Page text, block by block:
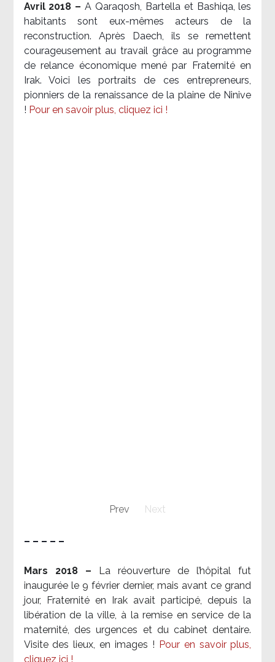
Avril 2018 –A Qaraqosh, Bartella et Bashiqa, les
habitants sont eux-mêmes acteurs de la
reconstruction. Après Daech, ils se remettent
courageusement au travail grâce au programme
de relance économique mené par Fraternité en
Irak. Voici les portraits de ces entrepreneurs,
pionniers de la renaissance de la plaine de Ninive
! Pour en savoir plus, cliquez ici !
Prev Next
– – – – –
Mars 2018 –
La réouverture de l’hôpital fut
inaugurée le 9 février dernier, mais avant ce grand
jour, Fraternité en Irak avait participé, depuis la
libération de la ville, à la remise en service de la
maternité, des urgences et du cabinet dentaire.
Visite des lieux, en images ! Pour en savoir plus,
cliquez ici !